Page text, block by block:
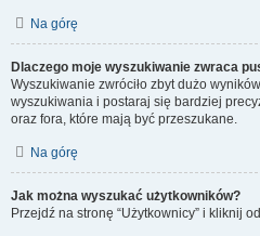
Na górę
Dlaczego moje wyszukiwanie zwraca
Wyszukiwanie zwróciło zbyt dużo
wyszukiwania i postaraj się bardziej
oraz fora, które mają być przeszukane.
Na górę
Jak można wyszukać użytkowników?
Przejdź na stronę “Użytkownicy” i kliknij